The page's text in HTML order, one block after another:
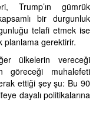
Trump’ın gümrük
bir durgunluk
telafi etmek ise
planlama gerektirir.
ülkelerin vereceği
göreceği muhalefeti
ettiği şey şu: Bu 90
dayalı politikalarına